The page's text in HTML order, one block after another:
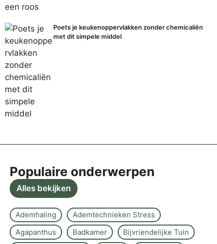
Poets je keukenoppervlakken zonder chemicaliën
met dit simpele middel
Populaire onderwerpen
Alles bekijken
Ademhaling
Ademtechnieken Stress
Agapanthus
Badkamer
Bijvriendelijke Tuin